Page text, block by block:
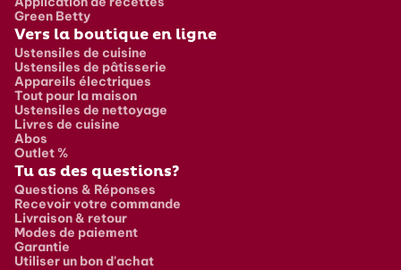
Green Betty
Vers la boutique en ligne
Ustensiles de cuisine
Ustensiles de pâtisserie
Appareils électriques
Tout pour la maison
Ustensiles de nettoyage
Livres de cuisine
Abos
Outlet %
Tu as des questions?
Questions & Réponses
Recevoir votre commande
Livraison & retour
Modes de paiement
Garantie
Utiliser un bon d'achat